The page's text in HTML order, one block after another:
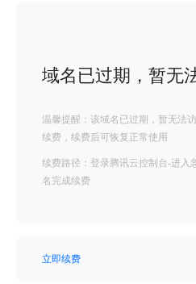
域名已过期，暂无
温馨提醒：该域名已过期，暂无法
续费，续费后可恢复正常使用
续费路径：登录腾讯云控制台-进入
名完成续费
立即续费